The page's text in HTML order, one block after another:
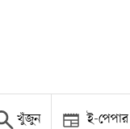
খুঁজুন ই-পেপার